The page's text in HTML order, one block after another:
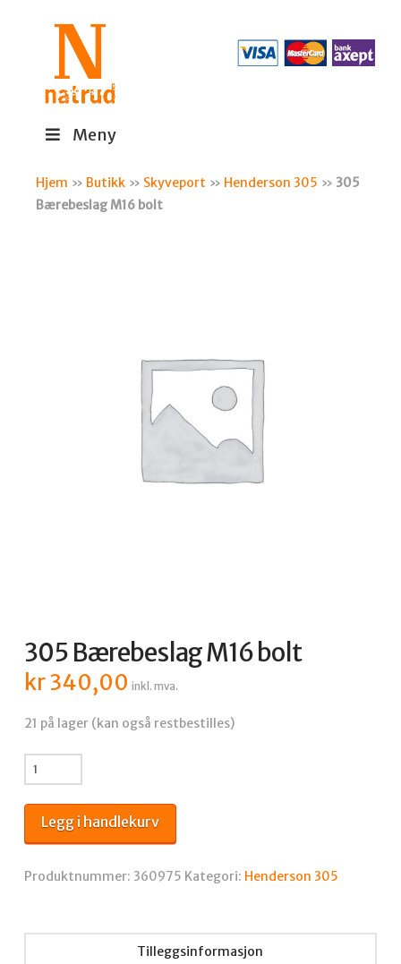
Meny
Hjem » Butikk » Skyveport » Henderson 305 » 305
Bærebeslag M16 bolt
305 Bærebeslag M16 bolt
kr340,00 inkl. mva.
21 på lager (kan også restbestilles)
305
Bærebeslag
M16
bolt
Legg i handlekurv
Produktnummer: 360975 Kategori: Henderson 305
Tilleggsinformasjon